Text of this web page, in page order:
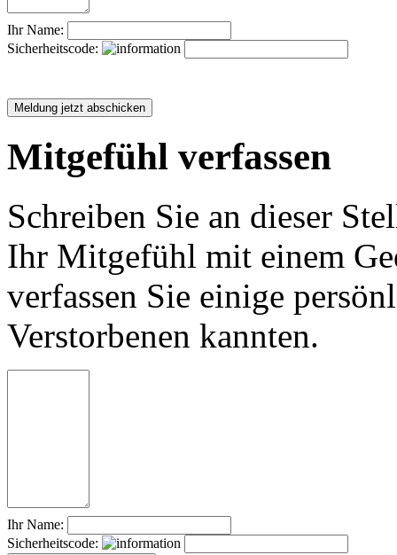
Ihr Name:
Sicherheitscode:
Mitgefühl verfassen
Schreiben Sie an dieser
Ihr Mitgefühl mit einem
verfassen Sie einige
Verstorbenen kannten.
Ihr Name:
Sicherheitscode: